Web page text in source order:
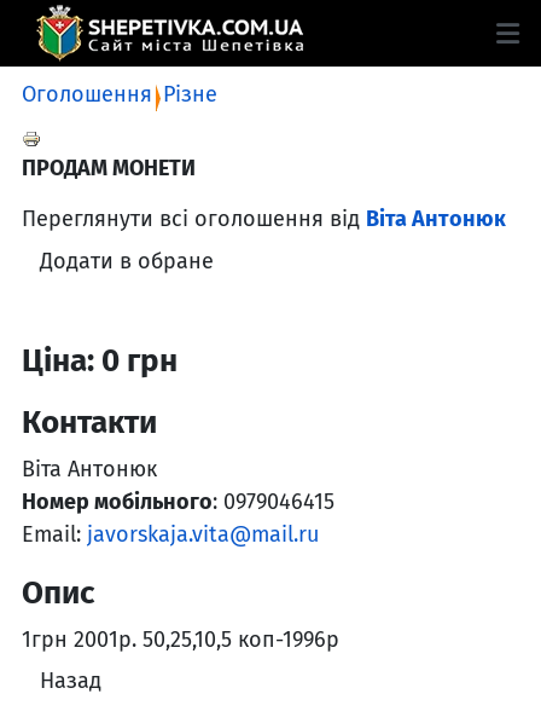
Оголошення Різне
ПРОДАМ МОНЕТИ
Переглянути всі оголошення від Віта Антонюк
Додати в обране
Ціна: 0 грн
Контакти
Віта Антонюк
Номер мобільного: 0979046415
Email: javorskaja.vita@mail.ru
Опис
1грн 2001р. 50,25,10,5 коп-1996р
Назад